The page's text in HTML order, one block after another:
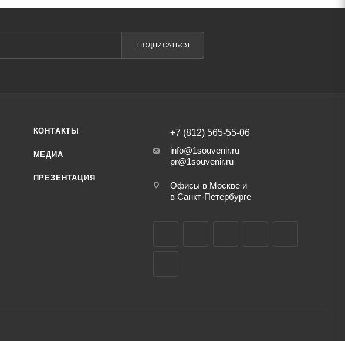
ПОДПИСАТЬСЯ
КОНТАКТЫ
МЕДИА
ПРЕЗЕНТАЦИЯ
+7 (812) 565-55-06
info@1souvenir.ru
pr@1souvenir.ru
Офисы в Москве и
в Санкт-Петербурге